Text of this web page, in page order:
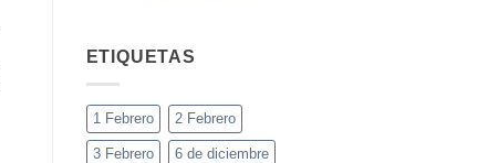
ETIQUETAS
1 Febrero 2 Febrero
3 Febrero 6 de diciembre